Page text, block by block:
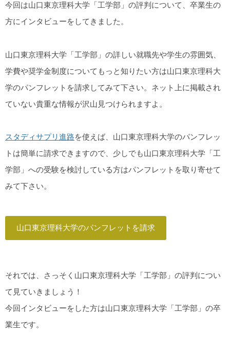
今回は山口東京理科大学「工学部」の評判について、卒業生の
方にインタビューをしてきました。
山口東京理科大学「工学部」の詳しい就職先や学生の雰囲気、
学費や奨学金制度についてもっと知りたい方は山口東京理科大
学のパンフレットを請求してみて下さい。ネット上に掲載され
ていない貴重な情報が沢山見つけられますよ。
スタディサプリ進路を使えば、山口東京理科大学のパンフレッ
トは簡単に請求できますので、少しでも山口東京理科大学「工
学部」への受験を検討している方はパンフレットを取り寄せて
みて下さい。
山口東京理科大学のパンフレットを請求
それでは、さっそく山口東京理科大学「工学部」の評判につい
て見ていきましょう！
今回インタビューをした方は山口東京理科大学「工学部」の卒
業生です。